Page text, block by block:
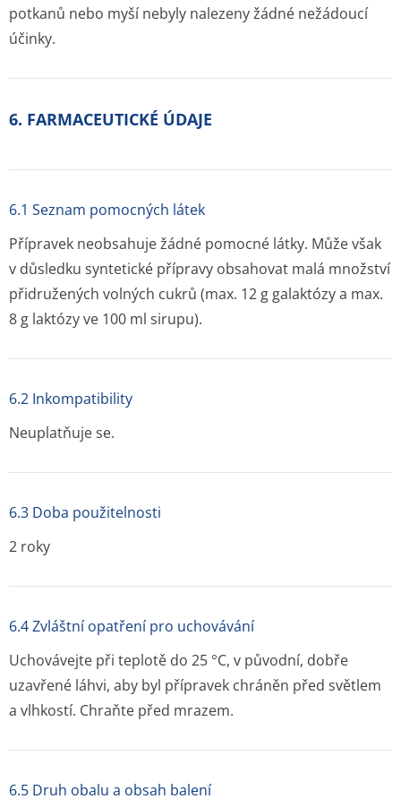
potkanů nebo myší nebyly nalezeny žádné nežádoucí
účinky.
6. FARMACEUTICKÉ ÚDAJE
6.1 Seznam pomocných látek
Přípravek neobsahuje žádné pomocné látky. Může však
v důsledku syntetické přípravy obsahovat malá množství
přidružených volných cukrů (max. 12 g galaktózy a max.
8 g laktózy ve 100 ml sirupu).
6.2 Inkompatibility
Neuplatňuje se.
6.3 Doba použitelnosti
2 roky
6.4 Zvláštní opatření pro uchovávání
Uchovávejte při teplotě do 25 °C, v původní, dobře
uzavřené láhvi, aby byl přípravek chráněn před světlem
a vlhkostí. Chraňte před mrazem.
6.5 Druh obalu a obsah balení